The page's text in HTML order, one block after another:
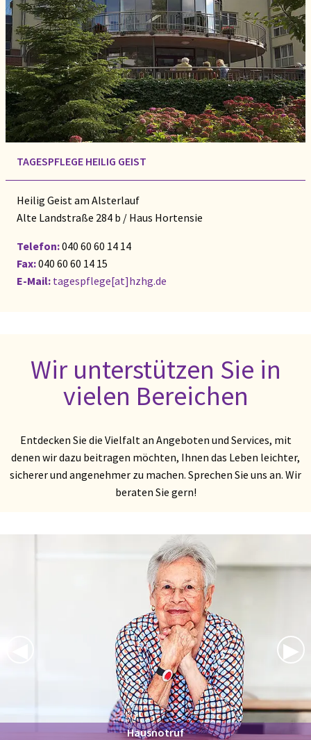
TAGESPFLEGE HEILIG GEIST
Heilig Geist am Alsterlauf
Alte Landstraße 284 b / Haus Hortensie
Telefon:040 60 60 14 14
Fax:040 60 60 14 15
E-Mail: tagespflege[at]hzhg.de
Wir unterstützen Sie in
vielen Bereichen
Entdecken Sie die Vielfalt an Angeboten und Services, mit
denen wir dazu beitragen möchten, Ihnen das Leben leichter,
sicherer und angenehmer zu machen. Sprechen Sie uns an. Wir
beraten Sie gern!
Previous Slide ▶︎
Ambulante Pflege